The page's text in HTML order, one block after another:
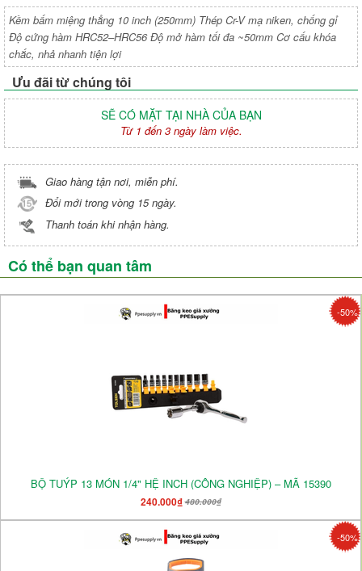
Kềm bấm miệng thẳng 10 inch (250mm) Thép Cr-V mạ niken, chống gỉ
Độ cứng hàm HRC52–HRC56 Độ mở hàm tối đa ~50mm Cơ cấu khóa
chắc, nhả nhanh tiện lợi
Ưu đãi từ chúng tôi
SẼ CÓ MẶT TẠI NHÀ CỦA BẠN
Từ 1 đến 3 ngày làm việc.
Giao hàng tận nơi, miễn phí.
Đổi mới trong vòng 15 ngày.
Thanh toán khi nhận hàng.
Có thể bạn quan tâm
-50%
BỘ TUÝP 13 MÓN 1/4" HỆ INCH (CÔNG NGHIỆP) – MÃ 15390
240.000₫480.000₫
-50%